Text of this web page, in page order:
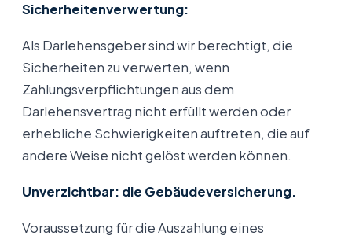
Sicherheitenverwertung:
Als Darlehensgeber sind wir berechtigt, die
Sicherheiten zu verwerten, wenn
Zahlungsverpflichtungen aus dem
Darlehensvertrag nicht erfüllt werden oder
erhebliche Schwierigkeiten auftreten, die auf
andere Weise nicht gelöst werden können.
Unverzichtbar: die Gebäudeversicherung.
Voraussetzung für die Auszahlung eines